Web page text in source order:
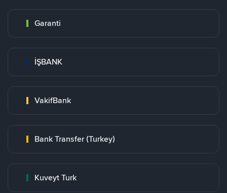
Garanti
İŞBANK
VakifBank
Bank Transfer (Turkey)
Kuveyt Turk